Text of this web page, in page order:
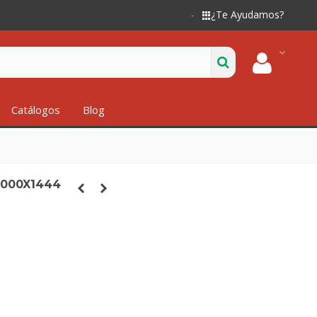
¿Te Ayudamos?
Catálogos Blog